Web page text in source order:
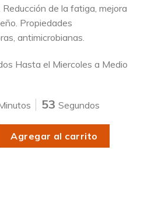
de la fatiga, mejora
Propiedades
antimicrobianas.
Hasta el Miercoles a Medio
52 Segundos
Agregar al carrito